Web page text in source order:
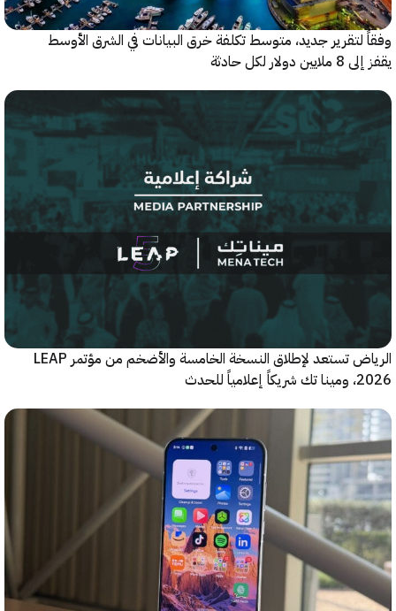
جديد، متوسط تكلفة خرق البيانات في الشرق الأوسط
لكل حادثة
الرياض تستعد لإطلاق النسخة الخامسة والأضخم من مؤتمر LEAP
للحدث